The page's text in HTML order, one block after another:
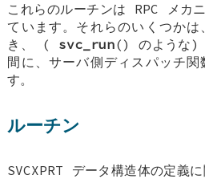
これらのルーチンは RPC メカ
ています。それらのいくつか
き、 ( svc_run() のような)
間に、サーバ側ディスパッチ関
す。
ルーチン
SVCXPRT データ構造体の定義